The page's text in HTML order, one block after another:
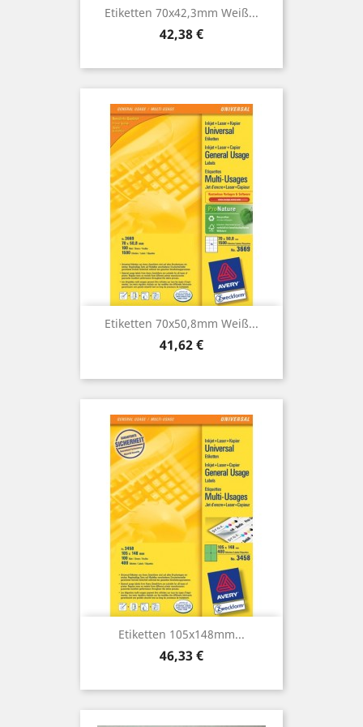
Etiketten 70x42,3mm Weiß...
Preis
42,38 €
Etiketten 70x50,8mm Weiß...
Preis
41,62 €
Etiketten 105x148mm...
Preis
46,33 €